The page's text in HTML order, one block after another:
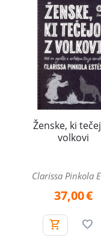
Ženske, ki
volkovi
Clarissa Pinkola
37,00€